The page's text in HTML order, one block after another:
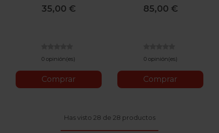
35,00 €
0 opinión(es)
Comprar
85,00 €
0 opinión(es)
Comprar
Has visto 28 de 28 productos